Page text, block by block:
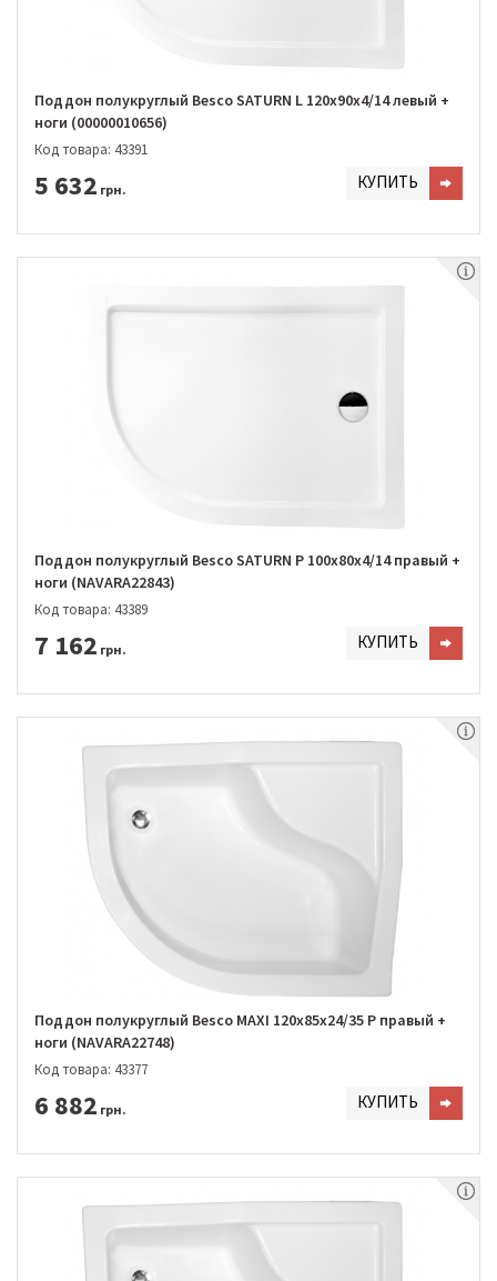
Поддон полукруглый Besco SATURN L 120х90х4/14 левый +
ноги (00000010656)
Код товара: 43391
5 632 грн. КУПИТЬ
Поддон полукруглый Besco SATURN Р 100х80х4/14 правый +
ноги (NAVARA22843)
Код товара: 43389
7 162 грн. КУПИТЬ
Поддон полукруглый Besco MAXI 120x85х24/35 Р правый +
ноги (NAVARA22748)
Код товара: 43377
6 882 грн. КУПИТЬ